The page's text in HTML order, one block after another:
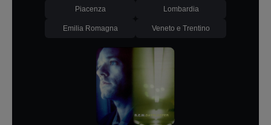
Piacenza Lombardia
Emilia Romagna Veneto e Trentino